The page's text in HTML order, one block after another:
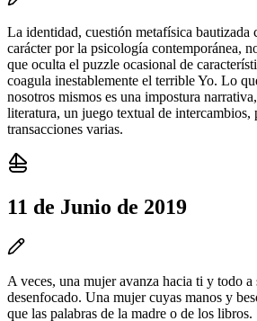
La identidad, cuestión metafísica bautizada
carácter por la psicología contemporánea,
que oculta el puzzle ocasional de
coagula inestablemente el terrible Yo. Lo
nosotros mismos es una impostura
literatura, un juego textual de intercambios,
transacciones varias.
11 de Junio de 2019
A veces, una mujer avanza hacia ti y todo a
desenfocado. Una mujer cuyas manos y
que las palabras de la madre o de los libros.